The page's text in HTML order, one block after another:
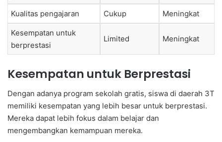
Kualitas pengajaran Cukup Meningkat
Kesempatan untuk
berprestasi
Limited Meningkat
Kesempatan untuk Berprestasi
Dengan adanya program sekolah gratis, siswa di daerah 3T
memiliki kesempatan yang lebih besar untuk berprestasi.
Mereka dapat lebih fokus dalam belajar dan
mengembangkan kemampuan mereka.